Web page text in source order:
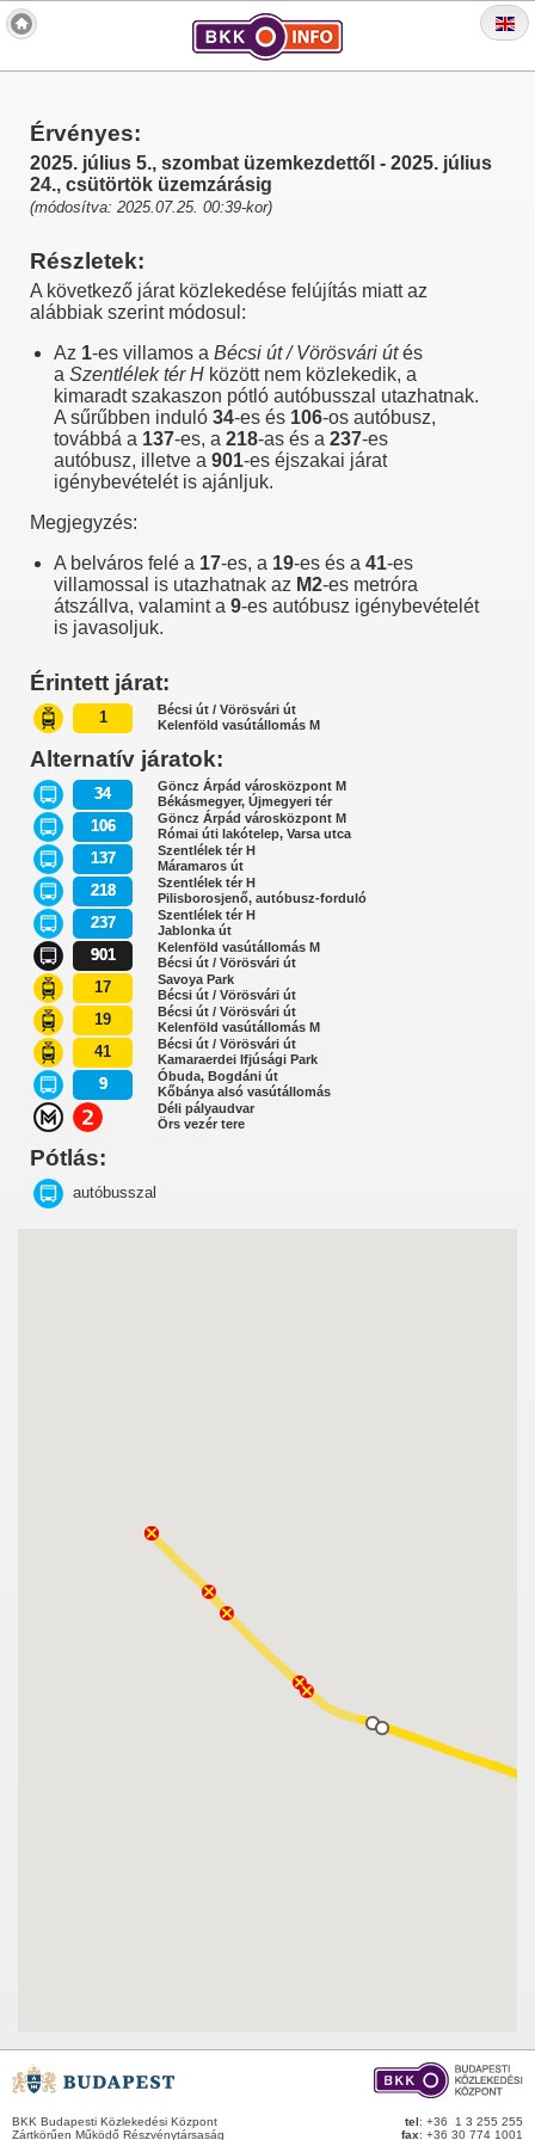
Érvényes:
2025. július 5., szombat üzemkezdettől - 2025. július
24., csütörtök üzemzárásig
(módosítva: 2025.07.25. 00:39-kor)
Részletek:
A következő járat közlekedése felújítás miatt az
alábbiak szerint módosul:
Az 1-es villamos a Bécsi út / Vörösvári útés
a Szentlélek tér H között nem közlekedik, a
kimaradt szakaszon pótló autóbusszal utazhatnak.
A sűrűbben induló 34-es és 106-os autóbusz,
továbbá a 137-es, a 218-as és a 237-es
autóbusz, illetve a 901-es éjszakai járat
igénybevételét is ajánljuk.
Megjegyzés:
A belváros felé a 17-es, a 19-es és a 41-es
villamossal is utazhatnak az M2-es metróra
átszállva, valamint a 9-es autóbusz igénybevételét
is javasoljuk.
Érintett járat:
1
Bécsi út / Vörösvári út
Kelenföld vasútállomás M
Alternatív járatok:
34
Göncz Árpád városközpont M
Békásmegyer, Újmegyeri tér
106
Göncz Árpád városközpont M
Római úti lakótelep, Varsa utca
137
Szentlélek tér H
Máramaros út
218
Szentlélek tér H
Pilisborosjenő, autóbusz-forduló
237
Szentlélek tér H
Jablonka út
901
Kelenföld vasútállomás M
Bécsi út / Vörösvári út
17
Savoya Park
Bécsi út / Vörösvári út
19
Bécsi út / Vörösvári út
Kelenföld vasútállomás M
41
Bécsi út / Vörösvári út
Kamaraerdei Ifjúsági Park
9
Óbuda, Bogdáni út
Kőbánya alsó vasútállomás
Déli pályaudvar
Örs vezér tere
Pótlás:
autóbusszal
BKK Budapesti Közlekedési Központ
Zártkörűen Működő Részvénytársaság
tel: +36 1 3 255 255
fax: +36 30 774 1001